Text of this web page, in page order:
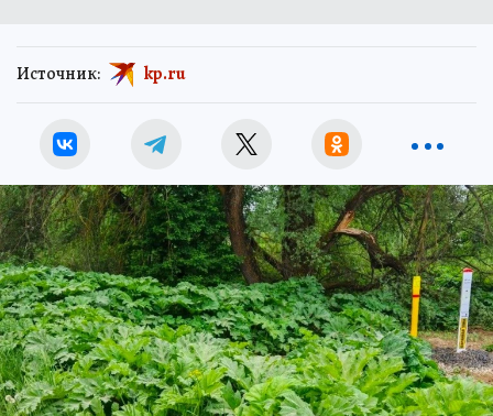
Источник: kp.ru